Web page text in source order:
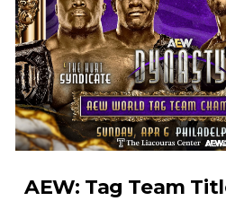
WWE SummerSlam 2026 -
Unknown-Aug 02 2026
WWE Main Event, July 30,
AEW: Tag Team